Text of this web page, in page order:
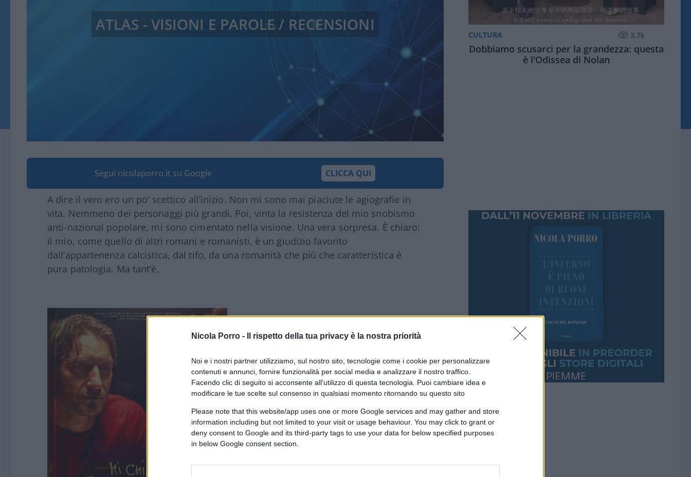
Nicola Porro - Il rispetto della tua privacy è la nostra priorità
Noi e i nostri partner utilizziamo, sul nostro sito, tecnologie come i cookie per personalizzare
contenuti e annunci, fornire funzionalità per social media e analizzare il nostro traffico.
Facendo clic di seguito si acconsente all'utilizzo di questa tecnologia. Puoi cambiare idea e
modificare le tue scelte sul consenso in qualsiasi momento ritornando su questo sito
Please note that this website/app uses one or more Google services and may gather and store
information including but not limited to your visit or usage behaviour. You may click to grant or
deny consent to Google and its third-party tags to use your data for below specified purposes
in below Google consent section.
ATLAS - VISIONI E PAROLE / RECENSIONI
Segui nicolaporro.it su Google CLICCA QUI
A dire il vero ero un po’ scettico all’inizio. Non mi sono mai piaciute le agiografie in
vita. Nemmeno dei personaggi più grandi. Poi, vinta la resistenza del mio snobismo
anti-nazional popolare, mi sono cimentato nella visione. Una vera sorpresa. È chiaro:
il mio, come quello di altri romani e romanisti, è un giudizio favorito
dall’appartenenza calcistica, dal tifo, da una romanità che più che caratteristica è
pura patologia. Ma tant’è.
CULTURA 3.7k
Dobbiamo scusarci per la grandezza: questa
è l'Odissea di Nolan